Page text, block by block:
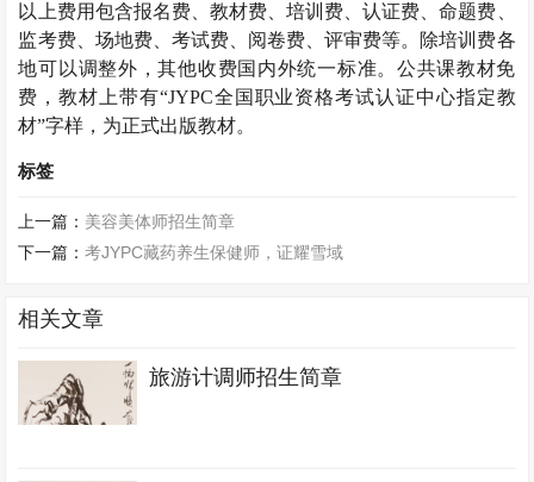
以上费用包含报名费、教材费、培训费、认证费、命题费、
监考费、场地费、考试费、阅卷费、评审费等。除培训费各
地可以调整外，其他收费国内外统一标准。公共课教材免
费，教材上带有“JYPC全国职业资格考试认证中心指定教
材”字样，为正式出版教材。
标签
上一篇： 美容美体师招生简章
下一篇：考JYPC藏药养生保健师，证耀雪域
相关文章
旅游计调师招生简章